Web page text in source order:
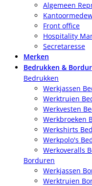
Algemeen
Front office
Hospitality
Secretaresse
Merken
Bedrukken &
Bedrukken
Werkjassen
Werktruien
Werkvesten
Werkbroeken
Werkshirts
Werkpolo's
Werkoveralls
Borduren
Werkjassen
Werktruien